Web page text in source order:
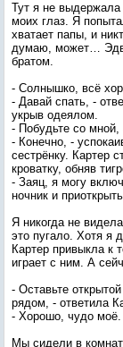
Тут я не выдержала
моих глаз. Я
хватает папы, и
думаю, может…
братом.
- Солнышко, всё
- Давай спать, -
укрыв одеялом.
- Побудьте со мной,
- Конечно, -
сестрёнку. Картер
кроватку, обняв
- Заяц, я могу
ночник и
Я никогда не
это пугало. Хотя я
Картер привыкла к
играет с ним. А
- Оставьте
рядом, - ответила
- Хорошо, чудо моё.
Мы сидели в